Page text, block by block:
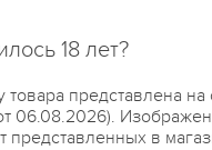
18 лет?
представлена на
06.08.2026).
представленных в